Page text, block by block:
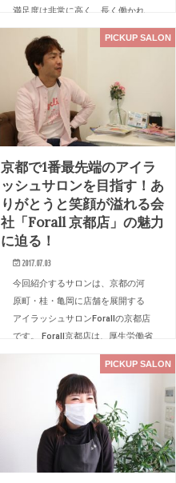
満足度は非常に高く、長く働かれ
ているスタッフさんが多いサロン
です。 1年前にはオーナーの岩越さ
んから話を聞きましたが、今回は
スタッフさんを中心に話を聞い…
PICKUP SALON
京都で1番最先端のアイラ
ッシュサロンを目指す！あ
りがとうと笑顔が溢れる会
社「Forall 京都店」の魅力
に迫る！
2017.07.03
今回紹介するサロンは、京都の河
原町・桂・亀岡に店舗を展開する
アイラッシュサロンForallの京都店
です。 Forall京都店は、厚生労働省
認定の教育プログラムにのっとっ
た技術を提供しているサロンで、
『安心・安全』はもちろ…
PICKUP SALON